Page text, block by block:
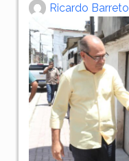
Ricardo Barreto